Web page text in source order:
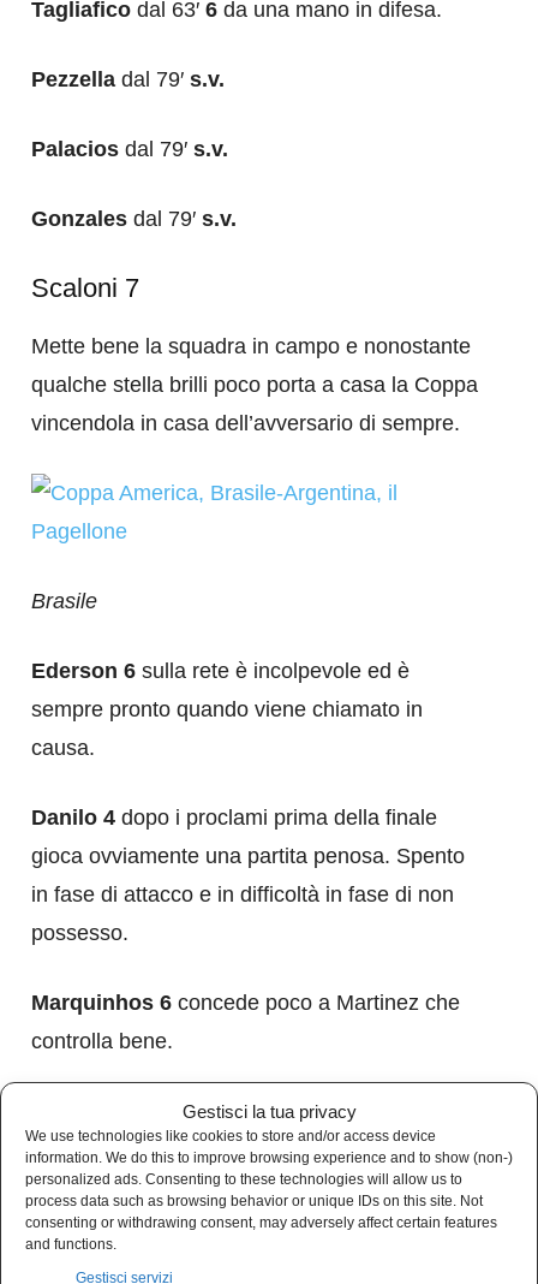
Gestisci la tua privacy
We use technologies like cookies to store and/or access device
information. We do this to improve browsing experience and to show (non-)
personalized ads. Consenting to these technologies will allow us to
process data such as browsing behavior or unique IDs on this site. Not
consenting or withdrawing consent, may adversely affect certain features
and functions.
Gestisci servizi
Tagliafico dal 63′ 6 da una mano in difesa.
Pezzella dal 79′ s.v.
Palacios dal 79′ s.v.
Gonzales dal 79′ s.v.
Scaloni 7
Mette bene la squadra in campo e nonostante
qualche stella brilli poco porta a casa la Coppa
vincendola in casa dell’avversario di sempre.
Brasile
Ederson 6 sulla rete è incolpevole ed è
sempre pronto quando viene chiamato in
causa.
Danilo 4 dopo i proclami prima della finale
gioca ovviamente una partita penosa. Spento
in fase di attacco e in difficoltà in fase di non
possesso.
Marquinhos 6 concede poco a Martinez che
controlla bene.
anche per lui partita sufficiente senza
sbavature.
Renan Lodi 4praticamente serve sul piatto